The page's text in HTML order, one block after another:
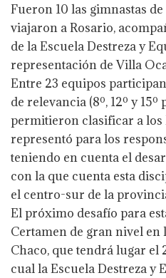
Fueron 10 las gimnastas
viajaron a Rosario,
de la Escuela Destreza y
representación de Villa
Entre 23 equipos
de relevancia (8º, 12º y
permitieron clasificar a los
representó para los
teniendo en cuenta el
con la que cuenta esta
el centro-sur de la
El próximo desafío para
Certamen de gran nivel
Chaco, que tendrá lugar el
cual la Escuela Destreza y